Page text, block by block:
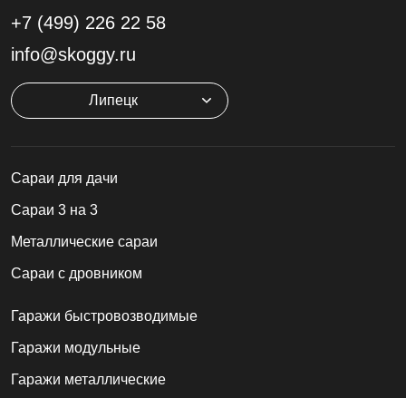
+7 (499) 226 22 58
info@skoggy.ru
Липецк
Cараи для дачи
Сараи 3 на 3
Металлические сараи
Сараи с дровником
Гаражи быстровозводимые
Гаражи модульные
Гаражи металлические